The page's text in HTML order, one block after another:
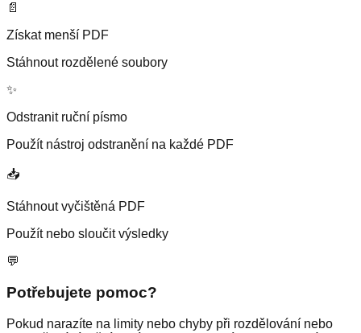
📄
Získat menší PDF
Stáhnout rozdělené soubory
✨
Odstranit ruční písmo
Použít nástroj odstranění na každé PDF
📥
Stáhnout vyčištěná PDF
Použít nebo sloučit výsledky
💬
Potřebujete pomoc?
Pokud narazíte na limity nebo chyby při rozdělování nebo